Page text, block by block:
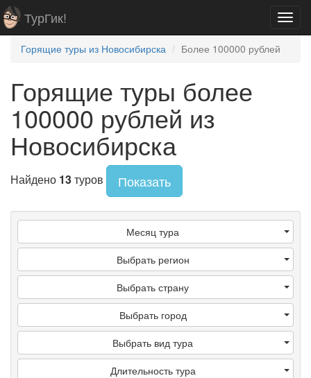
ТурГик!
Горящие туры из Новосибирска Более 100000 рублей
Горящие туры более
100000 рублей из
Новосибирска
Найдено 13туров Показать
Месяц тура
Выбрать регион
Выбрать страну
Выбрать город
Выбрать вид тура
Длительность тура